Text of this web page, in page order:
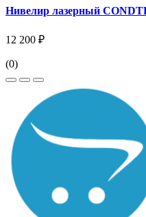
Нивелир лазерный
12 200 ₽
(0)